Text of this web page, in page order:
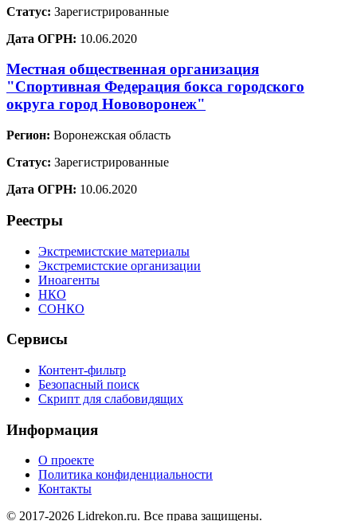
Статус: Зарегистрированные
Дата ОГРН: 10.06.2020
Местная общественная организация
"Спортивная Федерация бокса городского
округа город Нововоронеж"
Регион: Воронежская область
Статус: Зарегистрированные
Дата ОГРН: 10.06.2020
Реестры
Экстремистские материалы
Экстремистские организации
Иноагенты
НКО
СОНКО
Сервисы
Контент-фильтр
Безопасный поиск
Скрипт для слабовидящих
Информация
О проекте
Политика конфиденциальности
Контакты
© 2017-2026 Lidrekon.ru. Все права защищены.